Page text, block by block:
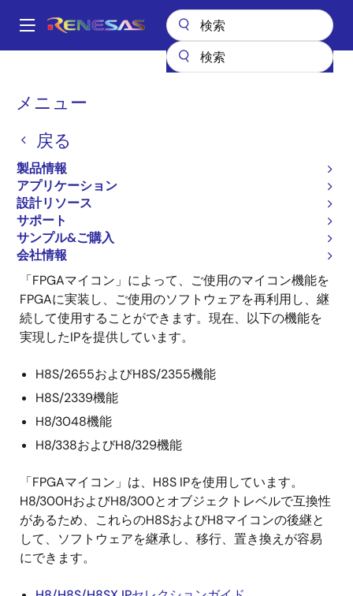
ン
Main
メニュー
戻る
製品情報
アプリケーション
設計リソース
サポート
サンプル&ご購入
会社情報
パ
く
ず
IP製品
プロセッサIPソリューション
FPGAマイコンの実現
マイコンの使いやすさとFPGAの柔軟性を融合した
FPGA実装用汎用マイコン機能IP「FPGAマイコン」を
用意しました。
「FPGAマイコン」によって、ご使用のマイコン機能を
FPGAに実装し、ご使用のソフトウェアを再利用し、継
続して使用することができます。現在、以下の機能を
実現したIPを提供しています。
H8S/2655およびH8S/2355機能
H8S/2339機能
H8/3048機能
H8/338およびH8/329機能
「FPGAマイコン」は、H8S IPを使用しています。
H8/300HおよびH8/300とオブジェクトレベルで互換性
があるため、これらのH8SおよびH8マイコンの後継と
して、ソフトウェアを継承し、移行、置き換えが容易
にできます。